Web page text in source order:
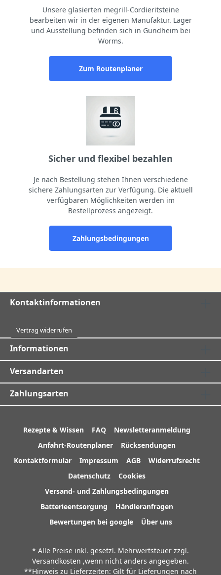
Unsere glasierten megrill-Cordieritsteine
bearbeiten wir in der eigenen Manufaktur. Lager
und Ausstellung befinden sich in Gundheim bei
Worms.
Zum Routenplaner
Sicher und flexibel bezahlen
Je nach Bestellung stehen Ihnen verschiedene
sichere Zahlungsarten zur Verfügung. Die aktuell
verfügbaren Möglichkeiten werden im
Bestellprozess angezeigt.
Zahlungsbedingungen
Kontaktinformationen
Vertrag widerrufen
Informationen
Versandarten
Zahlungsarten
Rezepte & Wissen FAQ
Newsletteranmeldung
Anfahrt-Routenplaner
Rücksendungen
Kontaktformular
Impressum AGB
Widerrufsrecht
Datenschutz
Cookies
Versand- und Zahlungsbedingungen
Batterieentsorgung
Händleranfragen
Bewertungen bei google
Über uns
* Alle Preise inkl. gesetzl. Mehrwertsteuer zzgl.
Versandkosten ,wenn nicht anders angegeben.
**Hinweis zu Lieferzeiten: Gilt für Lieferungen nach